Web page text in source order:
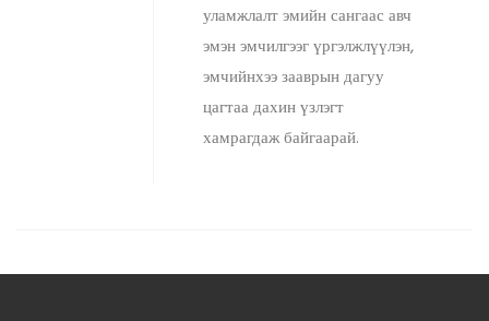
уламжлалт эмийн сангаас авч
эмэн эмчилгээг үргэлжлүүлэн,
эмчийнхээ зааврын дагуу
цагтаа дахин үзлэгт
хамрагдаж байгаарай.